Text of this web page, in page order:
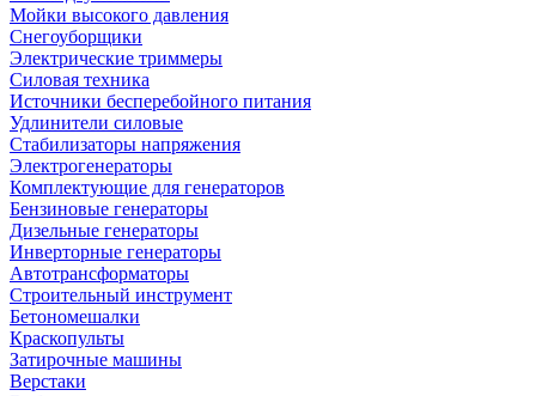
Мойки высокого давления
Снегоуборщики
Электрические триммеры
Силовая техника
Источники бесперебойного питания
Удлинители силовые
Стабилизаторы напряжения
Электрогенераторы
Комплектующие для генераторов
Бензиновые генераторы
Дизельные генераторы
Инверторные генераторы
Автотрансформаторы
Строительный инструмент
Бетономешалки
Краскопульты
Затирочные машины
Верстаки